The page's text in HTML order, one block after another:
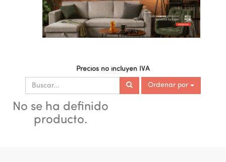
Precios no incluyen IVA
Ordenar por
No se ha definido
producto.